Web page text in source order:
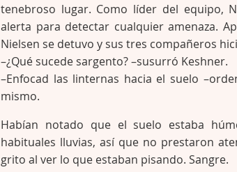
tenebroso lugar. Como líder del equipo,
alerta para detectar cualquier amenaza.
Nielsen se detuvo y sus tres compañeros
–¿Qué sucede sargento? –susurró Keshner.
–Enfocad las linternas hacia el suelo
mismo.
Habían notado que el suelo estaba
habituales lluvias, así que no prestaron
grito al ver lo que estaban pisando. Sangre.